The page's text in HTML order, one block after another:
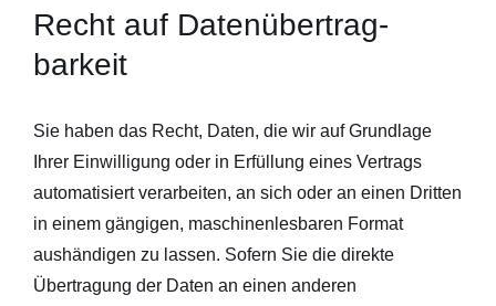
Recht auf Daten­übertrag­
barkeit
Sie haben das Recht, Daten, die wir auf Grundlage
Ihrer Einwilligung oder in Erfüllung eines Vertrags
automatisiert verarbeiten, an sich oder an einen Dritten
in einem gängigen, maschinenlesbaren Format
aushändigen zu lassen. Sofern Sie die direkte
Übertragung der Daten an einen anderen